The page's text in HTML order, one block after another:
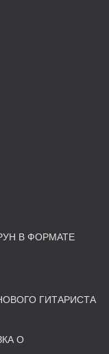
В ФОРМАТЕ
ГИТАРИСТА
О